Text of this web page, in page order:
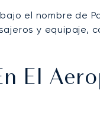
el nombre de
y
El